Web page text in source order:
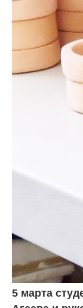
5 марта